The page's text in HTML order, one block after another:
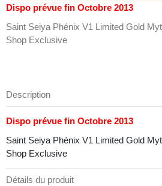
Dispo prévue fin Octobre 2013
Saint Seiya Phénix V1 Limited Gold
Shop Exclusive
Description
Dispo prévue fin Octobre 2013
Saint Seiya Phénix V1 Limited Gold
Shop Exclusive
Détails du produit